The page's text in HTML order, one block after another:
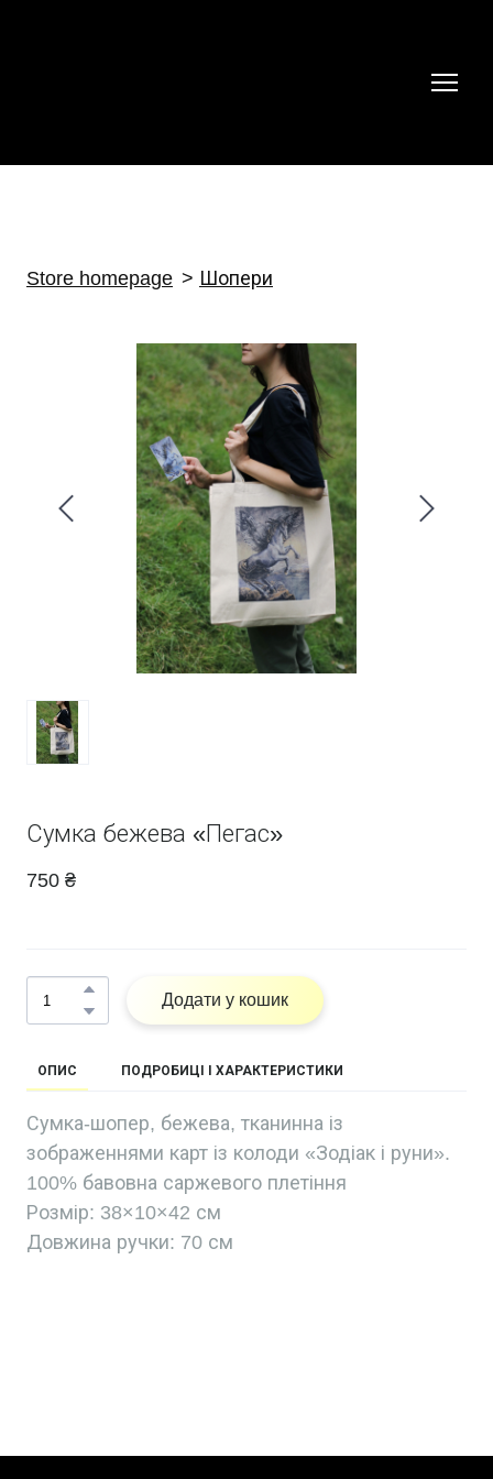
Store homepage Шопери
Сумка бежева «Пегас»
750 ₴
Додати у кошик
ОПИС ПОДРОБИЦІ І ХАРАКТЕРИСТИКИ
Сумка-шопер, бежева, тканинна із
зображеннями карт із колоди «Зодіак і руни».
100% бавовна саржевого плетіння
Розмір: 38×10×42 см
Довжина ручки: 70 см